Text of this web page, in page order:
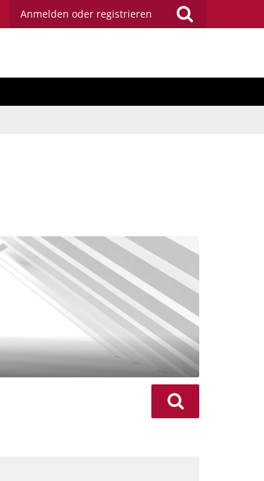
Anmelden oder registrieren